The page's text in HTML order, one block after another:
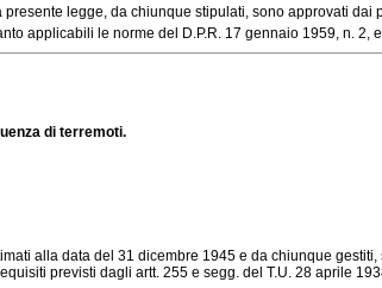
legge, da chiunque stipulati, sono approvati dai
applicabili le norme del D.P.R. 17 gennaio 1959, n. 2,
di terremoti.
alla data del 31 dicembre 1945 e da chiunque
previsti dagli artt. 255 e segg. del T.U. 28 aprile